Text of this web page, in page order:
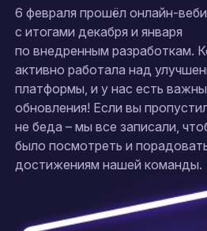
6 февраля прошёл онлайн-
с итогами декабря и января
по внедренным разработкам.
активно работала над
платформы, и у нас есть
обновления! Если вы
не беда – мы все записали,
было посмотреть и
достижениям нашей команды.